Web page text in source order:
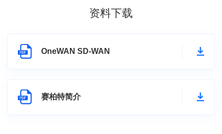
资料下载
OneWAN SD-WAN
赛柏特简介